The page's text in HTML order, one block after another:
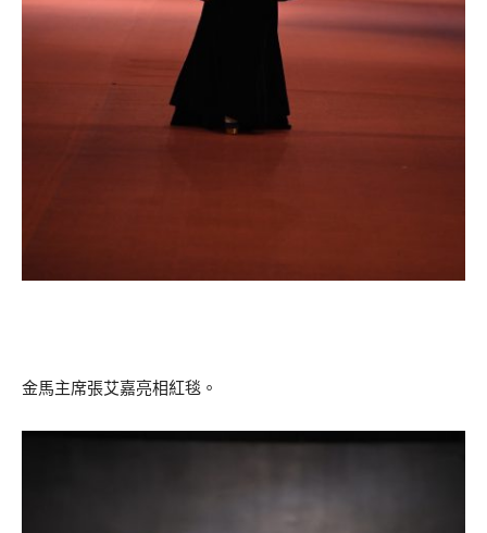
金馬主席張艾嘉亮相紅毯。